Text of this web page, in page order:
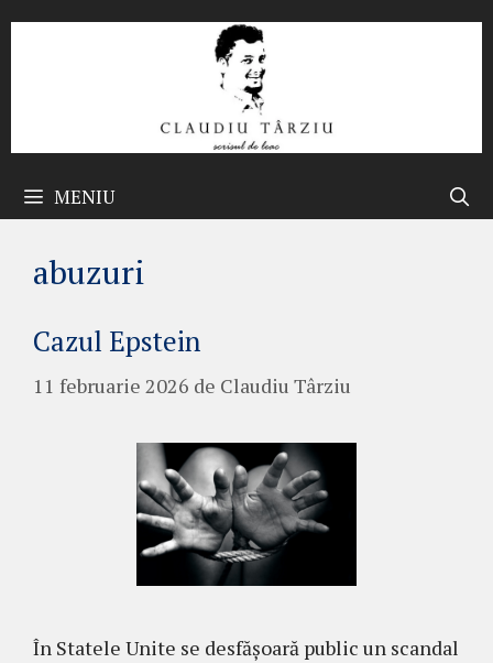
MENIU
abuzuri
Cazul Epstein
11 februarie 2026 de Claudiu Târziu
În Statele Unite se desfășoară public un scandal